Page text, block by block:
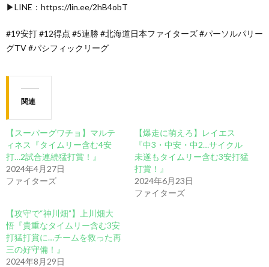
▶LINE：https://lin.ee/2hB4obT
#19安打 #12得点 #5連勝 #北海道日本ファイターズ #パーソルパリー
グTV #パシフィックリーグ
関連
【スーパーグワチョ】マルテ
ィネス『タイムリー含む4安
打…2試合連続猛打賞！』
2024年4月27日
ファイターズ
【爆走に萌えろ】レイエス
『中3・中安・中2…サイクル
未遂もタイムリー含む3安打猛
打賞！』
2024年6月23日
ファイターズ
【攻守で“神川畑”】上川畑大
悟『貴重なタイムリー含む3安
打猛打賞に…チームを救った再
三の好守備！』
2024年8月29日